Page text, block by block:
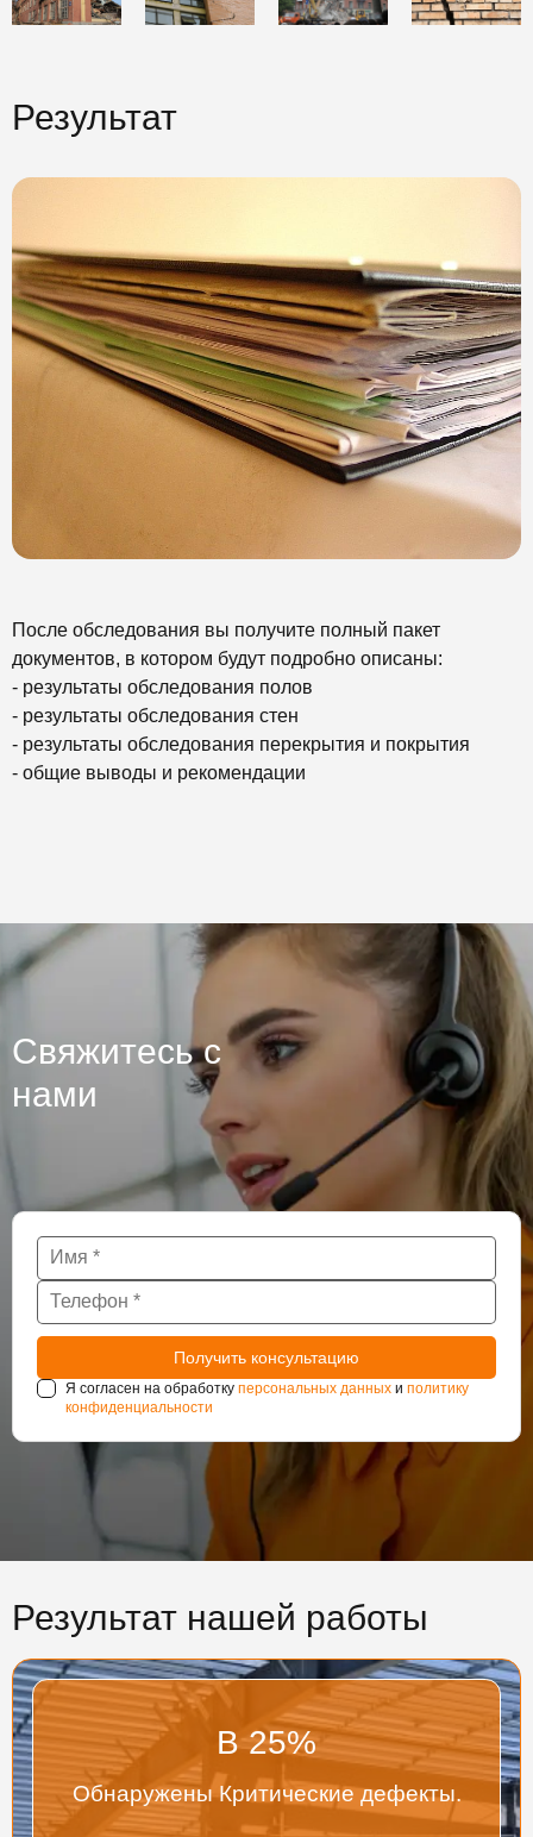
Результат
После обследования вы получите полный пакет
документов, в котором будут подробно описаны:
- результаты обследования полов
- результаты обследования стен
- результаты обследования перекрытия и покрытия
- общие выводы и рекомендации
Свяжитесь с
нами
Я согласен на обработку персональных данных и политику
конфиденциальности
Результат нашей работы
В25%
Обнаружены Критические дефекты.